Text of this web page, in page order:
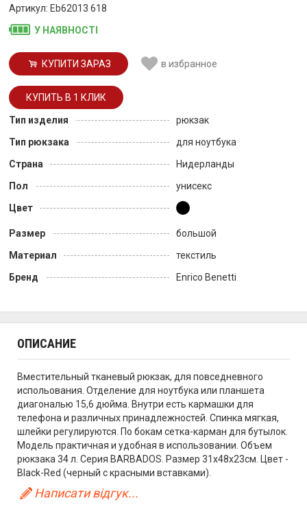
Артикул: Eb62013 618
У НАЯВНОСТІ
КУПИТИ ЗАРАЗ в избранное
Тип изделия
рюкзак
Тип рюкзака
для ноутбука
Страна
Нидерланды
Пол
унисекс
Цвет
Размер
большой
Материал
текстиль
Бренд
Enrico Benetti
ОПИСАНИЕ
Вместительный тканевый рюкзак, для повседневного
испольования. Отделение для ноутбука или планшета
диагональю 15,6 дюйма. Внутри есть кармашки для
телефона и различных принадлежностей. Спинка мягкая,
шлейки регулируются. По бокам сетка-карман для бутылок.
Модель практичная и удобная в использовании. Объем
рюкзака 34 л. Серия BARBADOS. Размер 31x48x23см. Цвет -
Black-Red (черный с красными вставками).
Написати відгук...